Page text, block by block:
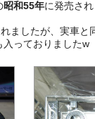
昭和55年に発売され
ましたが、実車と
っておりましたw